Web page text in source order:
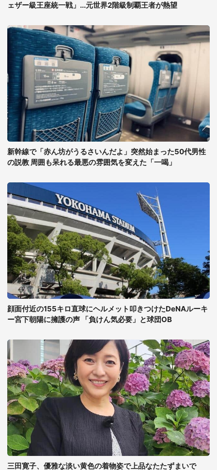
ェザー級王座統一戦」...元世界2階級制覇王者が熱望
新幹線で「赤ん坊がうるさいんだよ」突然始まった50代男性
の説教 周囲も呆れる最悪の雰囲気を変えた「一喝」
顔面付近の155キロ直球にヘルメット叩きつけたDeNAルーキ
ー宮下朝陽に擁護の声 「負けん気必要」と球団OB
三田寛子、優雅な淡い黄色の着物姿で上品なたたずまいで